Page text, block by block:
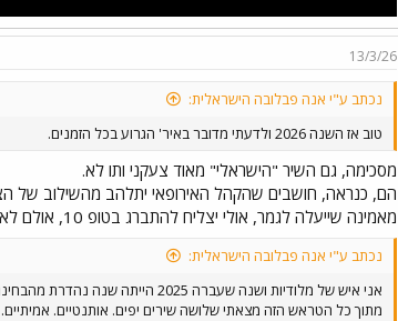
13/3/26
נכתב ע"י אנה פבלובה הישראלית:
טוב אז השנה 2026 ולדעתי מדובר באיר' הגרוע בכל הזמנים.
מסכימה, גם השיר "הישראלי" מאוד צעקני ותו לא.
הם, כנראה, חושבים שהקהל האירופאי יתלהב מהשילוב
מאמינה שייעלה לגמר, אולי יצליח להתברג בטופ 10, אולם לא במקום גבוה.
נכתב ע"י אנה פבלובה הישראלית:
אני איש של מלודיות ושנה שעברה 2025 הייתה שנה נהדרת מהבחינה הזו. והשנה יש המון הפקות בומבסטיות אך מעט מאוד מלודיות.
מתוך כל הטראש הזה מצאתי שלושה שירים יפים. אותנטיים. אמיתיים.